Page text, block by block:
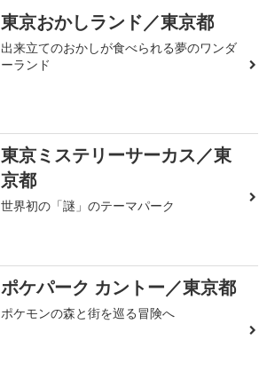
東京おかしランド／東京都
出来立てのおかしが食べられる夢のワンダ
ーランド
東京ミステリーサーカス／東
京都
世界初の「謎」のテーマパーク
ポケパーク カントー／東京都
ポケモンの森と街を巡る冒険へ